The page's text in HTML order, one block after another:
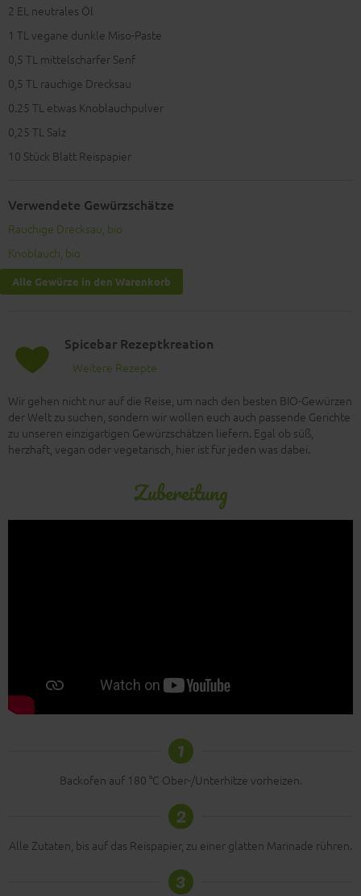
2 EL neutrales Öl
1 TL vegane dunkle Miso-Paste
0,5 TL mittelscharfer Senf
0,5 TL rauchige Drecksau
0.25 TL etwas Knoblauchpulver
0,25 TL Salz
10 Stück Blatt Reispapier
Verwendete Gewürzschätze
Rauchige Drecksau, bio
Knoblauch, bio
Alle Gewürze in den Warenkorb
Spicebar Rezeptkreation
Weitere Rezepte
Wir gehen nicht nur auf die Reise, um nach den besten BIO-Gewürzen
der Welt zu suchen, sondern wir wollen euch auch passende Gerichte
zu unseren einzigartigen Gewürzschätzen liefern. Egal ob süß,
herzhaft, vegan oder vegetarisch, hier ist für jeden was dabei.
Zubereitung
1
Backofen auf 180 °C Ober-/Unterhitze vorheizen.
2
Alle Zutaten, bis auf das Reispapier, zu einer glatten Marinade rühren.
3